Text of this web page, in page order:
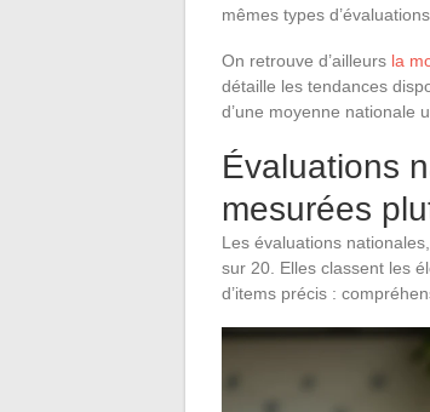
mêmes types
On retrouve d’ailleurs la
détaille les tendances
d’une moyenne nationale
Évaluations
mesurées
Les évaluations
sur 20. Elles classent les
d’items précis :